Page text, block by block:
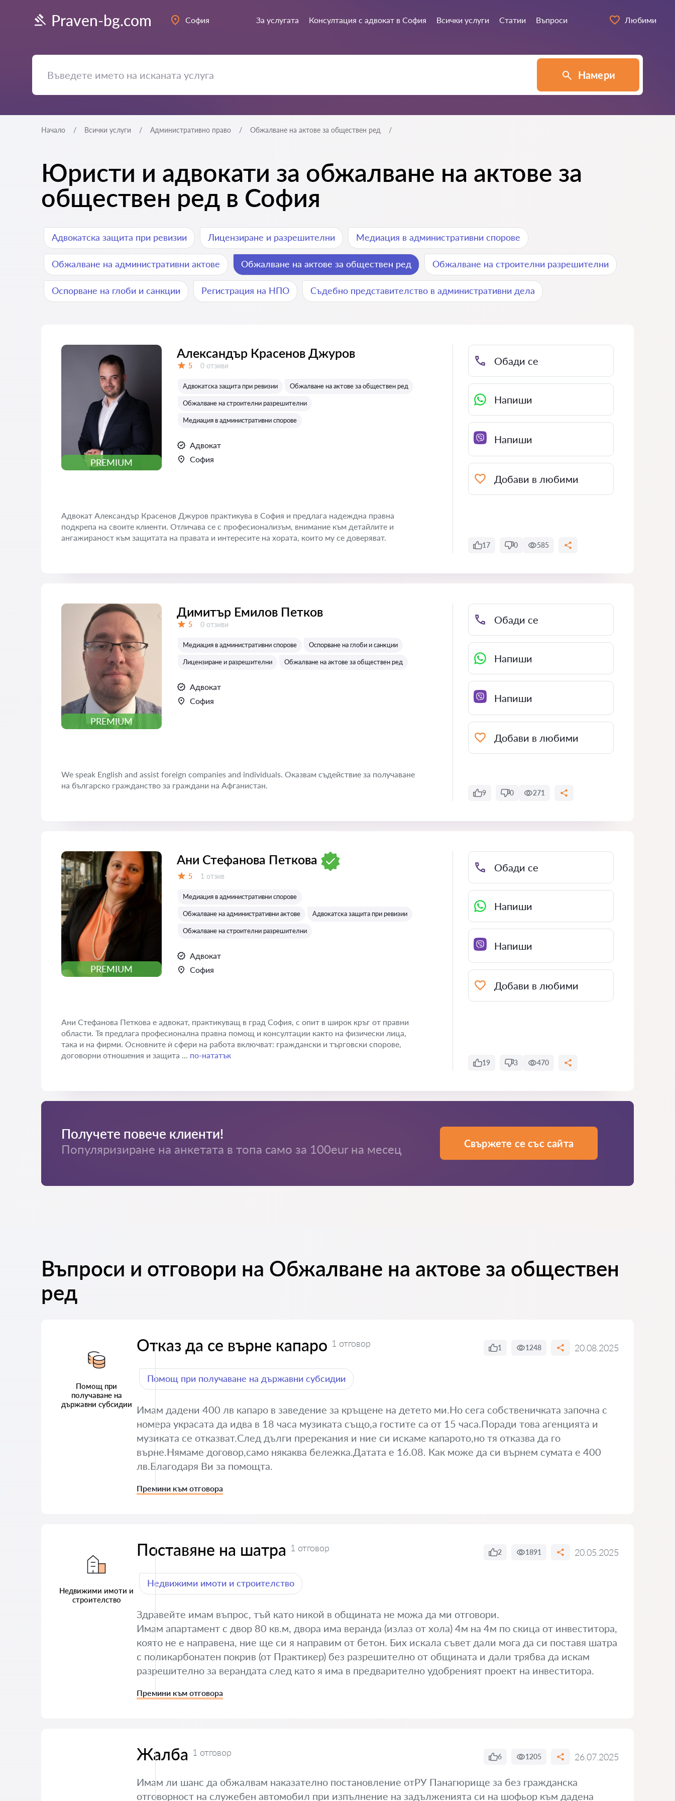
Praven-bg.com София За услугата Консултация с адвокат в София Всички услуги Статии Въпроси Любими
Намери
Начало Всички услуги Административно право Обжалване на актове за обществен ред
Юристи и адвокати за обжалване на актове за
обществен ред в София
Адвокатска защита при ревизии Лицензиране и разрешителни Медиация в административни спорове
Обжалване на административни актове Обжалване на актове за обществен ред Обжалване на строителни разрешителни
Оспорване на глоби и санкции Регистрация на НПО Съдебно представителство в административни дела
PREMIUM
Александър Красенов Джуров
5 Отзиви:
0 отзиви
Адвокатска защита при ревизии Обжалване на актове за обществен ред
Обжалване на строителни разрешителни
Медиация в административни спорове
Адвокат
София
Адвокат Александър Красенов Джуров практикува в София и предлага надеждна правна
подкрепа на своите клиенти. Отличава се с професионализъм, внимание към детайлите и
ангажираност към защитата на правата и интересите на хората, които му се доверяват.
Обади се
Напиши
Напиши
Добави в любими
17 0 585
PREMIUM
Димитър Емилов Петков
5 Отзиви:
0 отзиви
Медиация в административни спорове Оспорване на глоби и санкции
Лицензиране и разрешителни Обжалване на актове за обществен ред
Адвокат
София
We speak English and assist foreign companies and individuals. Оказвам съдействие за получаване
на българско гражданство за граждани на Афганистан.
Обади се
Напиши
Напиши
Добави в любими
9 0 271
PREMIUM
Ани Стефанова Петкова
5 Отзиви:
1 отзив
Медиация в административни спорове
Обжалване на административни актове Адвокатска защита при ревизии
Обжалване на строителни разрешителни
Адвокат
София
Ани Стефанова Петкова е адвокат, практикуващ в град София, с опит в широк кръг от правни
области. Тя предлага професионална правна помощ и консултации както на физически лица,
така и на фирми. Основните ѝ сфери на работа включват: граждански и търговски спорове,
договорни отношения и защита ... по-нататък
Обади се
Напиши
Напиши
Добави в любими
19 3 470
Получете повече клиенти!
Популяризиране на анкетата в топа само за 100eur на месец Свържете се със сайта
Въпроси и отговори на Обжалване на актове за обществен
ред
Помощ при
получаване на
държавни субсидии
Отказ да се върне капаро 1 отговор 1 1248 20.08.2025
Помощ при получаване на държавни субсидии
Имам дадени 400 лв капаро в заведение за кръщене на детето ми.Но сега собственичката започна с
номера украсата да идва в 18 часа музиката също,а гостите са от 15 часа.Поради това агенцията и
музиката се отказват.След дълги пререкания и ние си искаме капарото,но тя отказва да го
върне.Нямаме договор,само някаква бележка.Датата е 16.08. Как може да си върнем сумата е 400
лв.Благодаря Ви за помощта.
Премини към отговора
Недвижими имоти и
строителство
Поставяне на шатра 1 отговор 2 1891 20.05.2025
Недвижими имоти и строителство
Здравейте имам въпрос, тъй като никой в общината не можа да ми отговори.
Имам апартамент с двор 80 кв.м, двора има веранда (излаз от хола) 4м на 4м по скица от инвеститора,
която не е направена, ние ще си я направим от бетон. Бих искала съвет дали мога да си поставя шатра
с поликарбонатен покрив (от Практикер) без разрешително от общината и дали трябва да искам
разрешително за верандата след като я има в предварително удобреният проект на инвеститора.
Премини към отговора
Жалба 1 отговор 6 1205 26.07.2025
Имам ли шанс да обжалвам наказателно постановление отРУ Панагюрище за без гражданска
отговорност на служебен автомобил при изпълнение на задълженията си на шофьор към дадена